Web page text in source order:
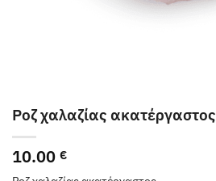
Ροζ χαλαζίας ακατέργαστος
10.00 €